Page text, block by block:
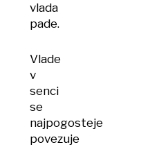
vlada
pade.
Vlade
v
senci
se
najpogosteje
povezuje